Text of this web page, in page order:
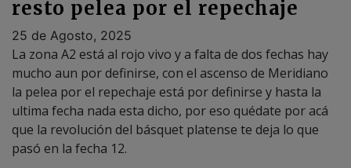
La zona A2 está al rojo vivo y a falta de dos fechas hay
mucho aun por definirse, con el ascenso de Meridiano
la pelea por el repechaje está por definirse y hasta la
ultima fecha nada esta dicho, por eso quédate por acá
que la revolución del básquet platense te deja lo que
pasó en la fecha 12.
NOVEDADES